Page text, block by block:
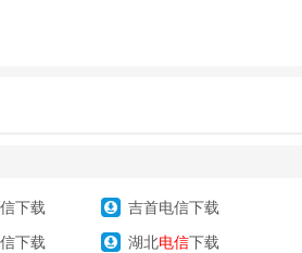
可以邀请小朋友一起参观玩耍，举行主题聚
让你的想象力得到充分的发挥。而且，每
发现一个属于自己的独特乐园，尽情挥洒
下载
吉首电信下载
下载 湖北电信下载